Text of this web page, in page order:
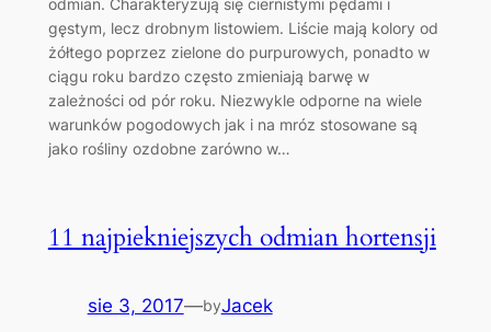
odmian. Charakteryzują się ciernistymi pędami i
gęstym, lecz drobnym listowiem. Liście mają kolory od
żółtego poprzez zielone do purpurowych, ponadto w
ciągu roku bardzo często zmieniają barwę w
zależności od pór roku. Niezwykle odporne na wiele
warunków pogodowych jak i na mróz stosowane są
jako rośliny ozdobne zarówno w…
11 najpiekniejszych odmian hortensji
sie 3, 2017—byJacek